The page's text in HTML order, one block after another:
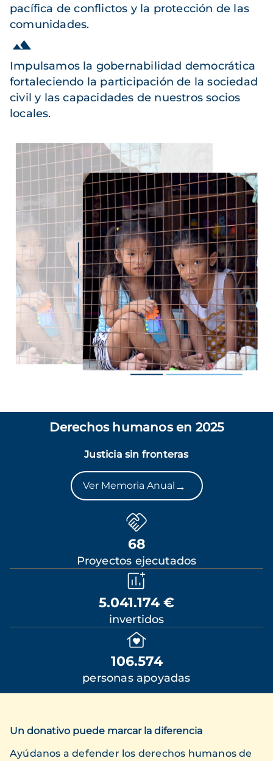
pacífica de conflictos y la protección de las
comunidades.
Impulsamos la gobernabilidad democrática
fortaleciendo la participación de la sociedad
civil y las capacidades de nuestros socios
locales.
Derechos humanos en 2025
Justicia sin fronteras
Ver Memoria Anual →
68
Proyectos ejecutados
5.041.174 €
invertidos
106.574
personas apoyadas
Un donativo puede marcar la diferencia
Ayúdanos a defender los derechos humanos de